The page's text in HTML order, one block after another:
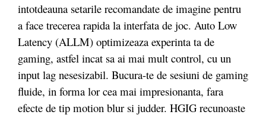
intotdeauna setarile recomandate de imagine pentru
a face trecerea rapida la interfata de joc. Auto Low
Latency (ALLM) optimizeaza experinta ta de
gaming, astfel incat sa ai mai mult control, cu un
input lag nesesizabil. Bucura-te de sesiuni de gaming
fluide, in forma lor cea mai impresionanta, fara
efecte de tip motion blur si judder. HGIG recunoaste